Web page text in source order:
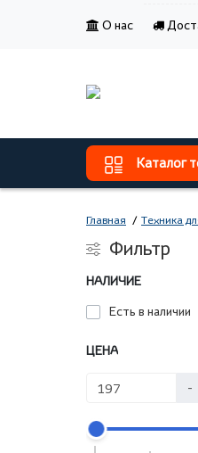
О нас
Каталог
Главная Техника
Фильтр
НАЛИЧИЕ
Есть в наличии
ЦЕНА
-